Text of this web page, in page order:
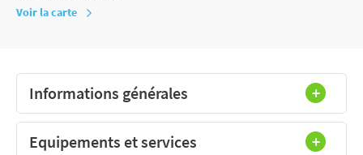
Voir la carte
Informations générales
Equipements et services